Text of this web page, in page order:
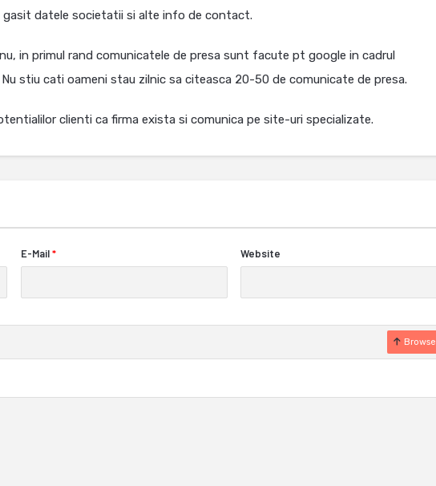
gasit datele societatii si alte info de contact.
in primul rand comunicatele de presa sunt facute pt google in cadrul
stiu cati oameni stau zilnic sa citeasca 20-50 de comunicate de presa.
clienti ca firma exista si comunica pe site-uri specializate.
E-Mail * Website
Browse